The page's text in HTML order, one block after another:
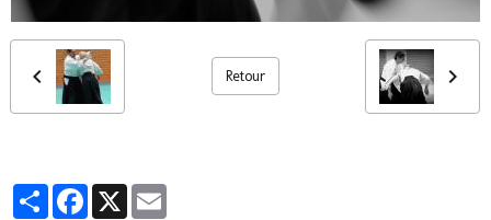
Retour
PartagerFacebook
X